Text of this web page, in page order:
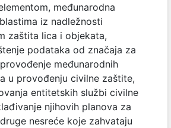
međunarodna
iz nadležnosti
zaštita lica i objekata,
podataka od značaja za
međunarodnih
u provođenju civilne zaštite,
entitetskih službi civilne
njihovih planova za
nesreće koje zahvataju